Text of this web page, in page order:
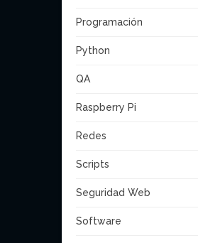
Programación
Python
QA
Raspberry Pi
Redes
Scripts
Seguridad Web
Software